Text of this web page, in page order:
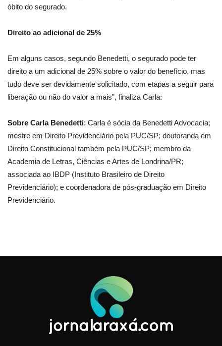
óbito do segurado.
Direito ao adicional de 25%
Em alguns casos, segundo Benedetti, o segurado pode ter
direito a um adicional de 25% sobre o valor do benefício, mas
tudo deve ser devidamente solicitado, com etapas a seguir para
liberação ou não do valor a mais”, finaliza Carla:
Sobre Carla Benedetti: Carla é sócia da Benedetti Advocacia;
mestre em Direito Previdenciário pela PUC/SP; doutoranda em
Direito Constitucional também pela PUC/SP; membro da
Academia de Letras, Ciências e Artes de Londrina/PR;
associada ao IBDP (Instituto Brasileiro de Direito
Previdenciário); e coordenadora de pós-graduação em Direito
Previdenciário.